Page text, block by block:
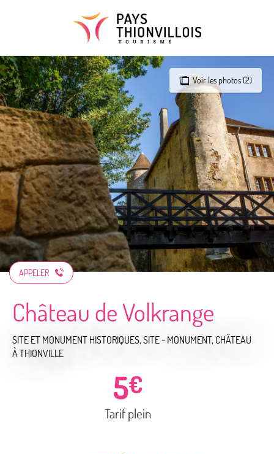
Voir les photos (2)
APPELER
Château de Volkrange
SITE ET MONUMENT HISTORIQUES, SITE - MONUMENT, CHÂTEAU
À THIONVILLE
5€
Tarif plein